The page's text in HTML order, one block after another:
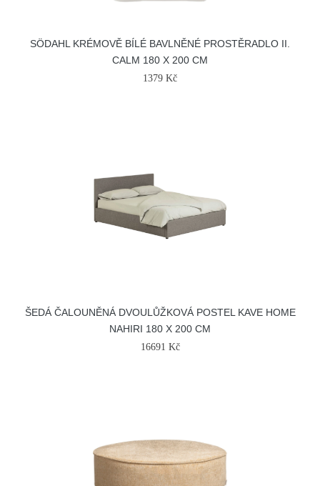
SÖDAHL KRÉMOVĚ BÍLÉ BAVLNĚNÉ PROSTĚRADLO II.
CALM 180 X 200 CM
1379 Kč
ŠEDÁ ČALOUNĚNÁ DVOULŮŽKOVÁ POSTEL KAVE HOME
NAHIRI 180 X 200 CM
16691 Kč